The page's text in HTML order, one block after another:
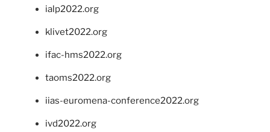
ialp2022.org
klivet2022.org
ifac-hms2022.org
taoms2022.org
iias-euromena-conference2022.org
ivd2022.org